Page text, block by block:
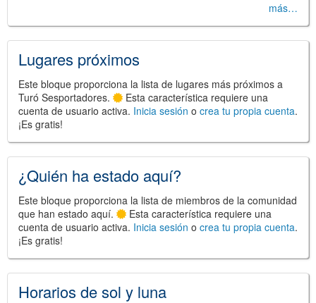
©Leaflet
©Institut Cartogràfic i Geològic de
Catalunya CC BY-SH 4.0
más…
Lugares próximos
Este bloque proporciona la lista de lugares más próximos a
Turó Sesportadores.
Esta característica requiere una
cuenta de usuario activa. Inicia sesión o crea tu propia cuenta.
¡Es gratis!
¿Quién ha estado aquí?
Este bloque proporciona la lista de miembros de la comunidad
que han estado aquí.
Esta característica requiere una
cuenta de usuario activa. Inicia sesión o crea tu propia cuenta.
¡Es gratis!
Horarios de sol y luna